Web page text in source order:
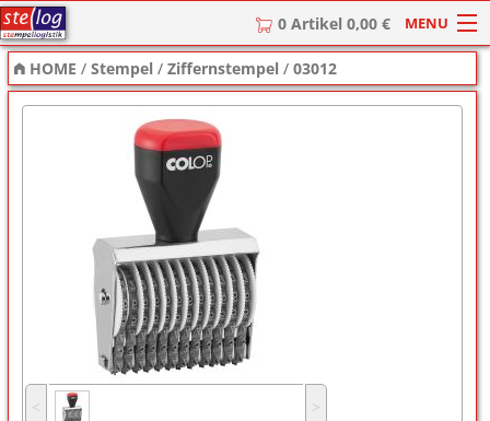
0 Artikel 0,00 € MENU
HOME
Stempel-Textplatten
HOME /Stempel /Ziffernstempel /03012
˂ ˃